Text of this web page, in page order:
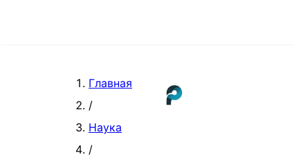
Главная
/
Наука
/